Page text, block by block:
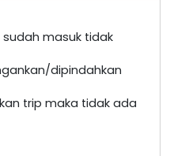
masuk tidak
dipindahkan
trip maka tidak ada